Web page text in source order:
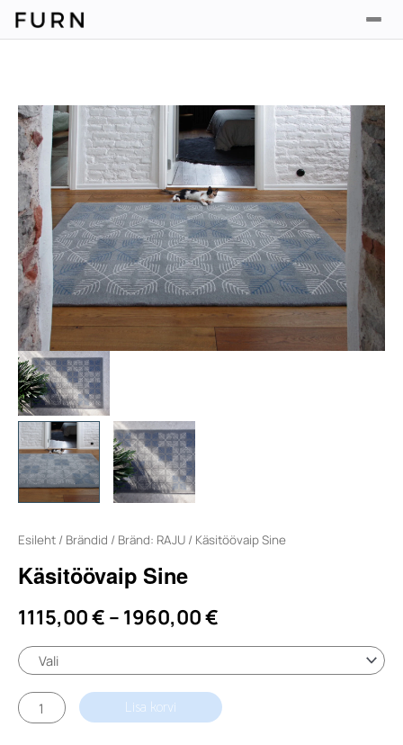
Esileht / Brändid / Bränd: RAJU / Käsitöövaip Sine
Käsitöövaip Sine
1115,00€ – 1960,00€
range:
1115,00 €
Käsitöövaip
Sine
Lisa korvi